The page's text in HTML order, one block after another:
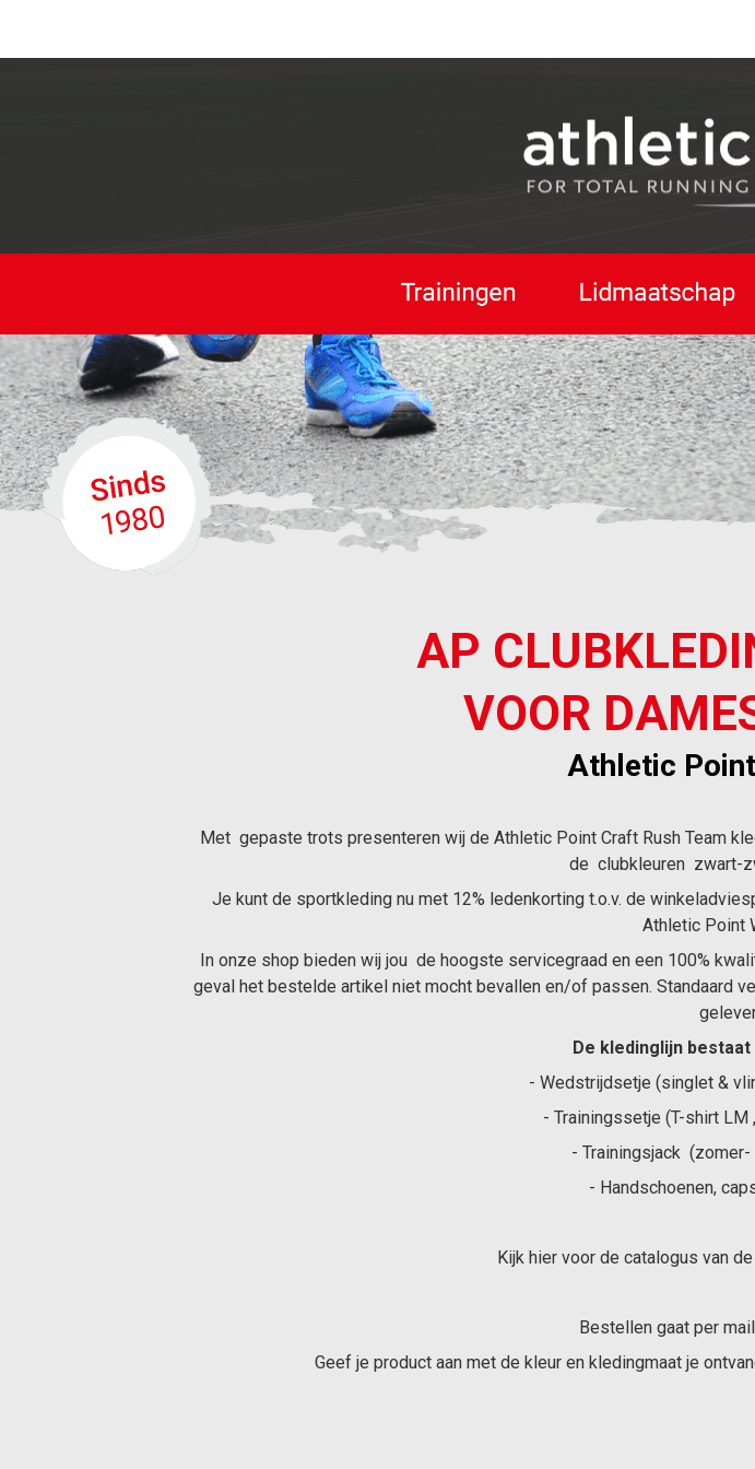
AP
VOOR
Athletic
Met gepaste trots presenteren wij de Athletic Point Craft Rush Team
de clubkleuren zwart-
Je kunt de sportkleding nu met 12% ledenkorting t.o.v. de
Athletic Point
In onze shop bieden wij jou de hoogste servicegraad en een 100%
geval het bestelde artikel niet mocht bevallen en/of passen. Standaard
De kledinglijn
- Wedstrijdsetje (singlet &
- Trainingssetje (T-shirt LM
- Trainingsjack
- Handschoenen,
Kijk hier voor de catalogus van de
Bestellen gaat per mail
Geef je product aan met de kleur en kledingmaat je